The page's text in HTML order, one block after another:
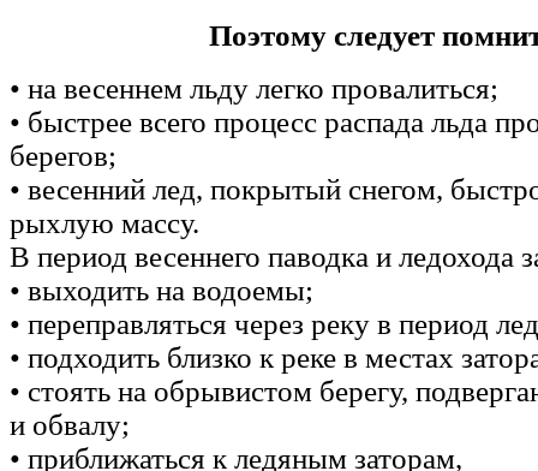
Поэтому следует
• на весеннем льду легко провалиться;
• быстрее всего процесс распада льда
берегов;
• весенний лед, покрытый снегом,
рыхлую массу.
В период весеннего паводка и ледохода
• выходить на водоемы;
• переправляться через реку в период
• подходить близко к реке в местах
• стоять на обрывистом берегу,
и обвалу;
• приближаться к ледяным заторам,